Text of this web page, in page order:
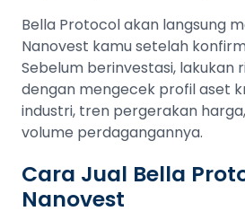
Bella Protocol akan langsung
Nanovest kamu setelah
Sebelum berinvestasi, lakukan
dengan mengecek profil aset
industri, tren pergerakan
volume perdagangannya.
Cara Jual Bella
Nanovest